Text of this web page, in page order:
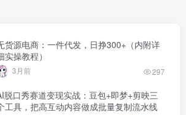
货源电商：一件代发，日挣300+（内附详
实操教程）
3月前 297
脱口秀赛道变现实战：豆包+即梦+剪映三
工具，把高互动内容做成批量复制流水线